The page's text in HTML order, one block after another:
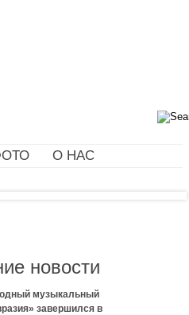
О НАС
новости
музыкальный
завершился в